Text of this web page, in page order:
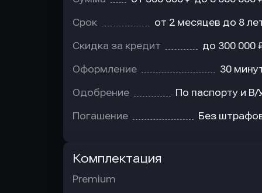
Срок от 2 месяцев до 8
Скидка за кредит до 300 000
Оформление 30
Одобрение По паспорту и В/
Погашение Без
Комплектация
Premium